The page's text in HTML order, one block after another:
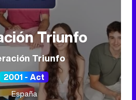
Triunfo
Triunfo
2001 - Act
España